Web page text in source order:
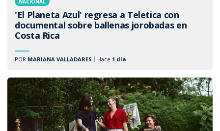
NACIONAL
'El Planeta Azul' regresa a Teletica con
documental sobre ballenas jorobadas en
Costa Rica
Hace 1 día
POR MARIANA VALLADARES